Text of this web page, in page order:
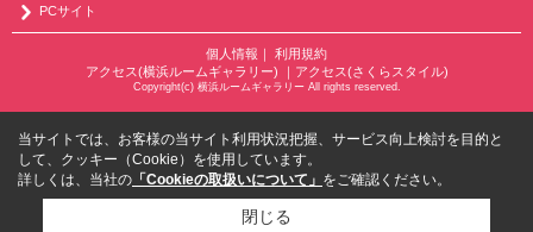
PCサイト
個人情報
利用規約
アクセス(横浜ルームギャラリー)
アクセス(さくらスタイル)
Copyright(c) 横浜ルームギャラリー All rights reserved.
当サイトでは、お客様の当サイト利用状況把握、サービス向上検討を目的と
して、クッキー（Cookie）を使用しています。
詳しくは、当社の 「Cookieの取扱いについて」 をご確認ください。
閉じる